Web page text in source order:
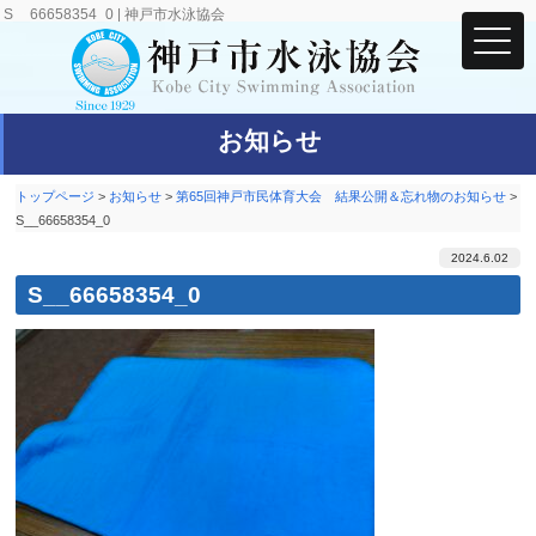
S__66658354_0 | 神戸市水泳協会
お知らせ
トップページ > お知らせ >第65回神戸市民体育大会 結果公開＆忘れ物のお知らせ >
S__66658354_0
2024.6.02
S__66658354_0